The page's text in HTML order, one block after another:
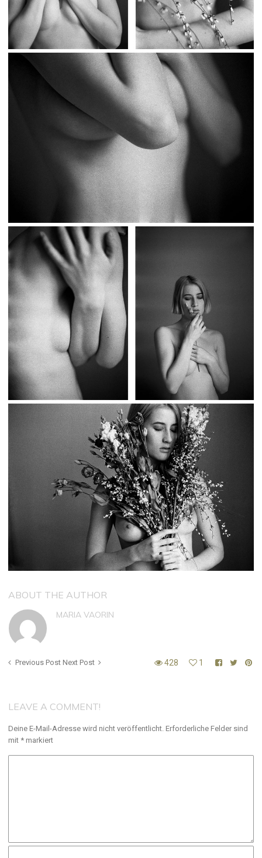
ABOUT THE AUTHOR
MARIA VAORIN
Previous Post Next Post 428 1
LEAVE A COMMENT!
Deine E-Mail-Adresse wird nicht veröffentlicht. Erforderliche Felder sind
mit * markiert